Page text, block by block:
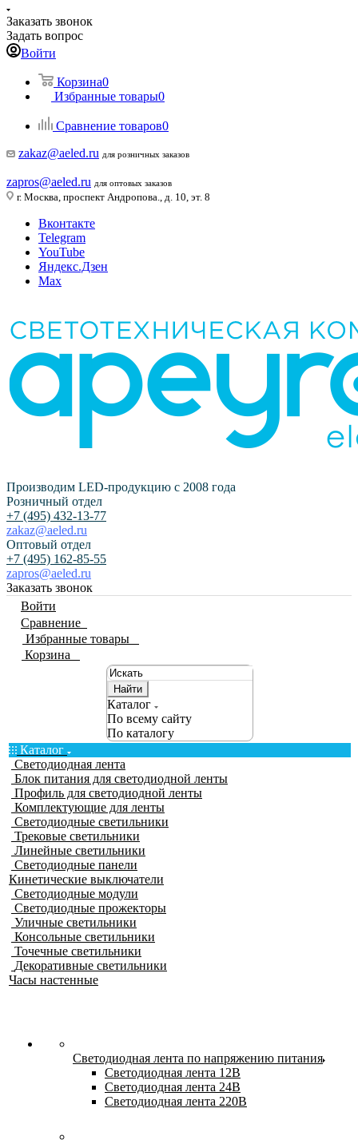
Заказать звонок
Задать вопрос
Войти
Корзина0
Избранные товары0
Сравнение товаров0
zakaz@aeled.ru для розничных заказов
zapros@aeled.ru для оптовых заказов
г. Москва, проспект Андропова., д. 10, эт. 8
Вконтакте
Telegram
YouTube
Яндекс.Дзен
Max
Производим LED-продукцию с 2008 года
Розничный отдел
+7 (495) 432-13-77
zakaz@aeled.ru
Оптовый отдел
+7 (495) 162-85-55
zapros@aeled.ru
Заказать звонок
Войти
Сравнение
Избранные товары
Корзина
Найти
Каталог
По всему сайту
По каталогу
Каталог
Светодиодная лента
Блок питания для светодиодной ленты
Профиль для светодиодной ленты
Комплектующие для ленты
Светодиодные светильники
Трековые светильники
Линейные светильники
Светодиодные панели
Кинетические выключатели
Светодиодные модули
Светодиодные прожекторы
Уличные светильники
Консольные светильники
Точечные светильники
Декоративные светильники
Часы настенные
Светодиодная лента по напряжению питания
Светодиодная лента 12В
Светодиодная лента 24В
Светодиодная лента 220В